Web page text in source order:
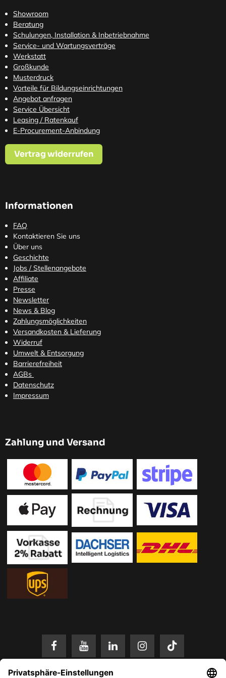
Showroom
Beratung
Schulungen, Installation & Inbetriebnahme
Service- und Wartungsverträge
Werkstatt
Großkunde
Musterdruck
Vorteile für Bildungseinrichtungen
Angebot anfragen
Service Übersicht
Leasing / Ratenkauf
E-Procurement-Anbindung
Vertrag widerrufen
Informationen
FAQ
Kontaktieren Sie uns
Über uns
Geschichte
Jobs / Stellenangebote
Affiliate
Presse
Newsletter
News & Blog
Zahlungsmöglichkeiten
Versandkosten & Lieferung
Widerruf
Umwelt & Entsorgung
Barrierefreiheit
AGBs
Datenschutz
Impressum
Zahlung und Versand
* Alle Preise in EUR inkl. gesetzl. Mehrwertsteuer zzgl. Versandkosten.